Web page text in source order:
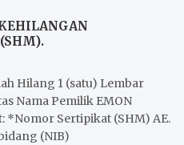
Hilang 1 (satu) Lembar
Nama Pemilik EMON
*Nomor Sertipikat (SHM) AE.
(NIB)